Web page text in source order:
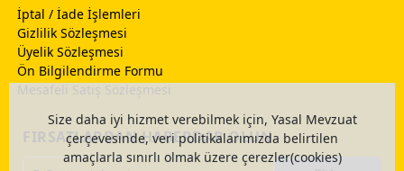
Size daha iyi hizmet verebilmek için, Yasal Mevzuat
çerçevesinde, veri politikalarımızda belirtilen
amaçlarla sınırlı olmak üzere çerezler(cookies)
İptal / İade İşlemleri
Gizlilik Sözleşmesi
Üyelik Sözleşmesi
Ön Bilgilendirme Formu
Mesafeli Satış Sözleşmesi
FIRSATLARDAN HABERDAR OLUN